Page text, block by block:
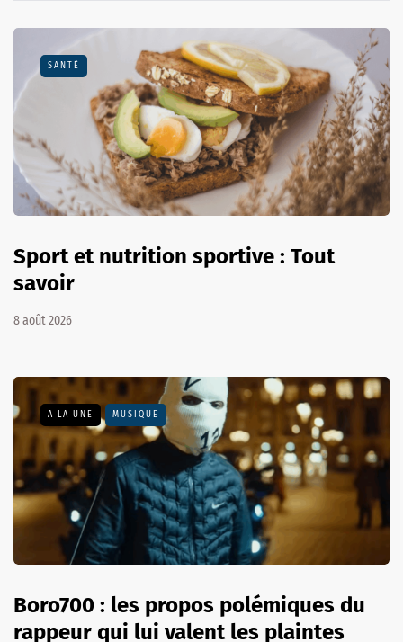
SANTÉ
Sport et nutrition sportive : Tout
savoir
8 août 2026
A LA UNE MUSIQUE
Boro700 : les propos polémiques du
rappeur qui lui valent les plaintes